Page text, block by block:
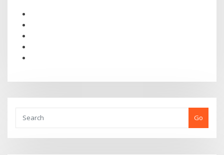
Go